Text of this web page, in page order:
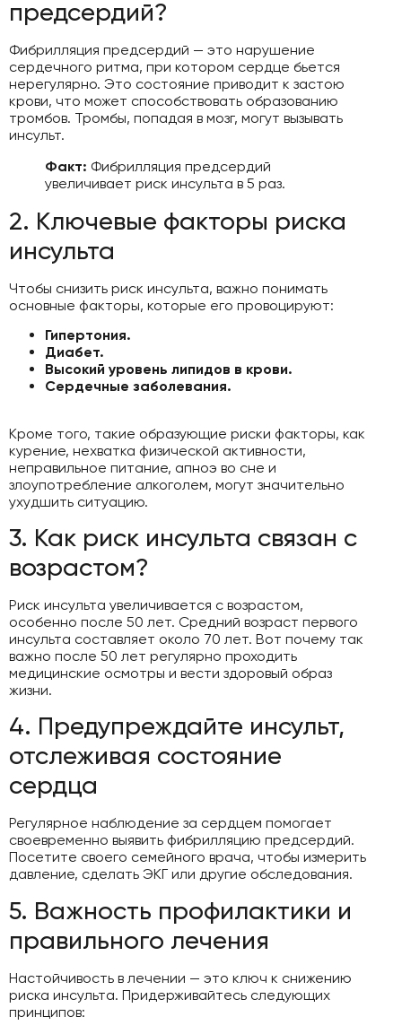
предсердий?
Фибрилляция предсердий — это нарушение
сердечного ритма, при котором сердце бьется
нерегулярно. Это состояние приводит к застою
крови, что может способствовать образованию
тромбов. Тромбы, попадая в мозг, могут вызывать
инсульт.
Факт: Фибрилляция предсердий
увеличивает риск инсульта в 5 раз.
2. Ключевые факторы риска
инсульта
Чтобы снизить риск инсульта, важно понимать
основные факторы, которые его провоцируют:
Гипертония.
Диабет.
Высокий уровень липидов в крови.
Сердечные заболевания.
Кроме того, такие образующие риски факторы, как
курение, нехватка физической активности,
неправильное питание, апноэ во сне и
злоупотребление алкоголем, могут значительно
ухудшить ситуацию.
3. Как риск инсульта связан с
возрастом?
Риск инсульта увеличивается с возрастом,
особенно после 50 лет. Средний возраст первого
инсульта составляет около 70 лет. Вот почему так
важно после 50 лет регулярно проходить
медицинские осмотры и вести здоровый образ
жизни.
4. Предупреждайте инсульт,
отслеживая состояние
сердца
Регулярное наблюдение за сердцем помогает
своевременно выявить фибрилляцию предсердий.
Посетите своего семейного врача, чтобы измерить
давление, сделать ЭКГ или другие обследования.
5. Важность профилактики и
правильного лечения
Настойчивость в лечении — это ключ к снижению
риска инсульта. Придерживайтесь следующих
принципов: